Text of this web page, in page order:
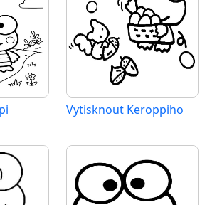
Vytisknout Keroppiho